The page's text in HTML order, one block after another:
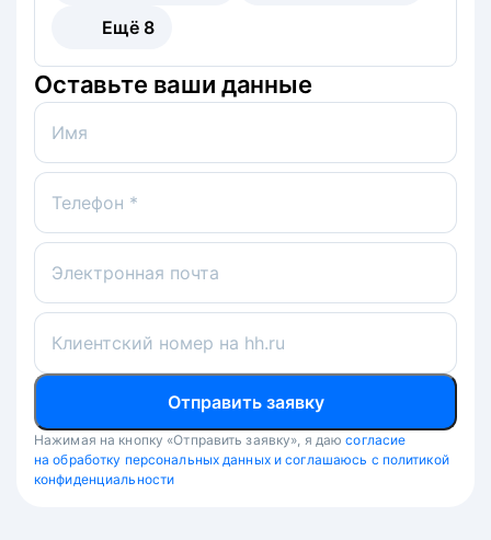
Ещё 8
Оставьте ваши данные
Имя
Телефон *
Электронная почта
Клиентский номер на hh.ru
Отправить заявку
Нажимая на кнопку «Отправить заявку», я даю согласие
на обработку персональных данных и соглашаюсь с политикой
конфиденциальности